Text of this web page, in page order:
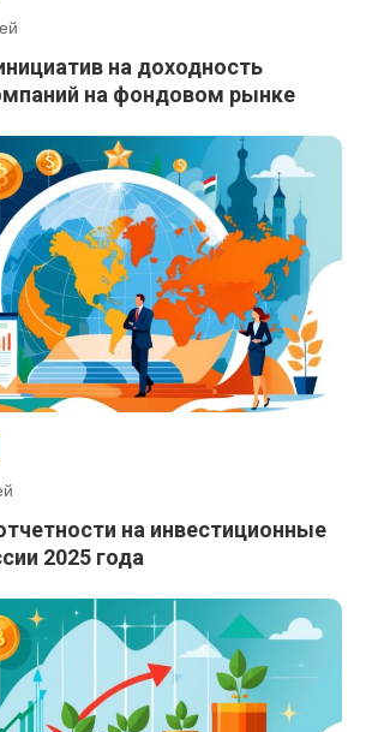
на доходность
на фондовом рынке
на инвестиционные
2025 года